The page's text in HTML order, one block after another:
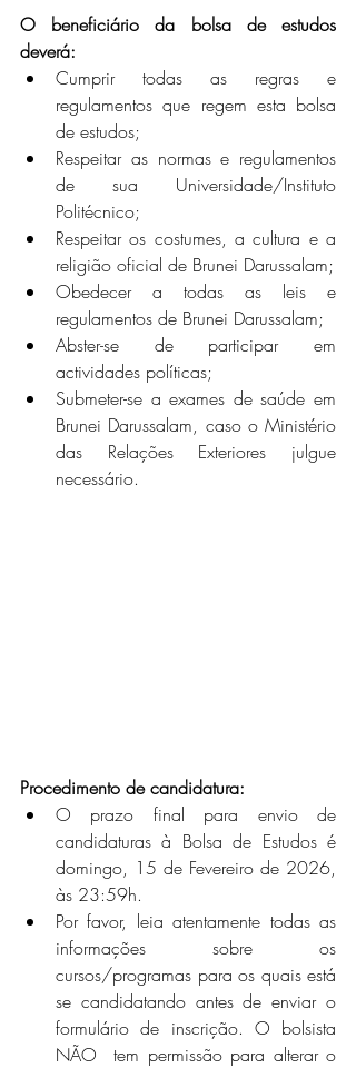
O beneficiário da bolsa de estudos
deverá:
Cumprir todas as regras e
regulamentos que regem esta bolsa
de estudos;
Respeitar as normas e regulamentos
de sua Universidade/Instituto
Politécnico;
Respeitar os costumes, a cultura e a
religião oficial de Brunei Darussalam;
Obedecer a todas as leis e
regulamentos de Brunei Darussalam;
Abster-se de participar em
actividades políticas;
Submeter-se a exames de saúde em
Brunei Darussalam, caso o Ministério
das Relações Exteriores julgue
necessário.
Procedimento de candidatura:
O prazo final para envio de
candidaturas à Bolsa de Estudos é
domingo, 15 de Fevereiro de 2026,
às 23:59h.
Por favor, leia atentamente todas as
informações sobre os
cursos/programas para os quais está
se candidatando antes de enviar o
formulário de inscrição. O bolsista
NÃO  tem permissão para alterar o